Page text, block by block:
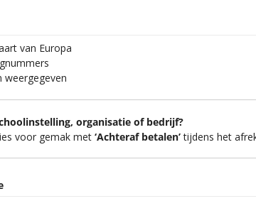
van Europa
weergegeven
organisatie of bedrijf?
voor gemak met ‘Achteraf betalen’tijdens het